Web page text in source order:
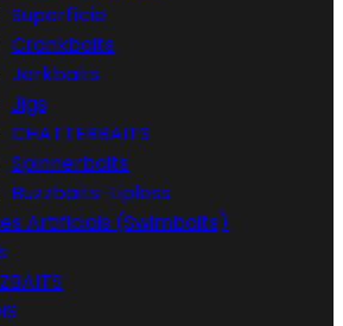
Superfície
Crankbaits
Jerkbaits
Jigs
CHATTERBAITS
Spinnerbaits
Buzzbaits-Lipless
Artificiais (Swimbaits)